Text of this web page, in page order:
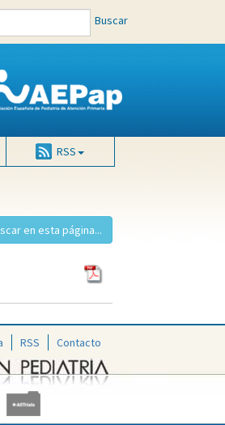
Buscar
RSS
RSS Contacto